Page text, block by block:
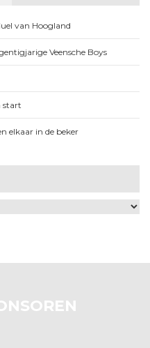
van Hoogland
Veensche Boys
start
elkaar in de beker